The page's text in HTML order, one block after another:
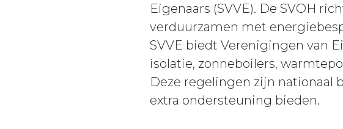
Eigenaars (SVVE). De SVOH
verduurzamen met
SVVE biedt Verenigingen van
isolatie, zonneboilers,
Deze regelingen zijn nationaal
extra ondersteuning bieden.